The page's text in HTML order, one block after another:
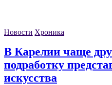
Новости Хроника
В Карелии чаще
подработку
искусства